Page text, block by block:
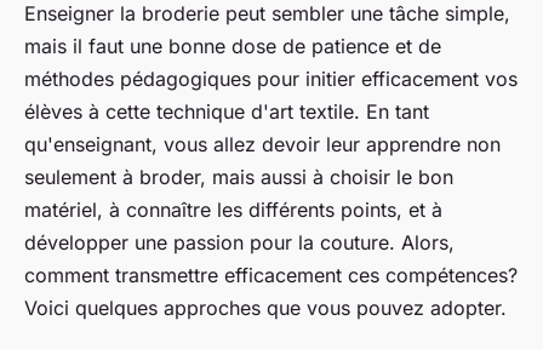
Enseigner la broderie peut sembler une tâche simple,
mais il faut une bonne dose de patience et de
méthodes pédagogiques pour initier efficacement vos
élèves à cette technique d'art textile. En tant
qu'enseignant, vous allez devoir leur apprendre non
seulement à broder, mais aussi à choisir le bon
matériel, à connaître les différents points, et à
développer une passion pour la couture. Alors,
comment transmettre efficacement ces compétences?
Voici quelques approches que vous pouvez adopter.